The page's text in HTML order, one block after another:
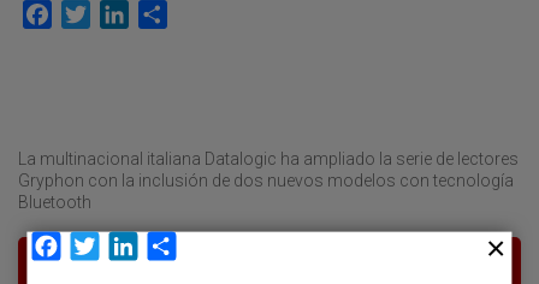
Facebook
TwitterLinkedIn
La multinacional italiana Datalogic ha ampliado la serie de lectores
Gryphon con la inclusión de dos nuevos modelos con tecnología
Bluetooth
Facebook
TwitterLinkedIn